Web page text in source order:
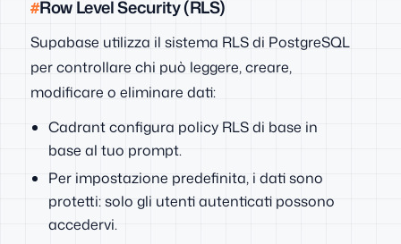
Row Level Security (RLS)
Supabase utilizza il sistema RLS di PostgreSQL
per controllare chi può leggere, creare,
modificare o eliminare dati:
Cadrant configura policy RLS di base in
base al tuo prompt.
Per impostazione predefinita, i dati sono
protetti: solo gli utenti autenticati possono
accedervi.